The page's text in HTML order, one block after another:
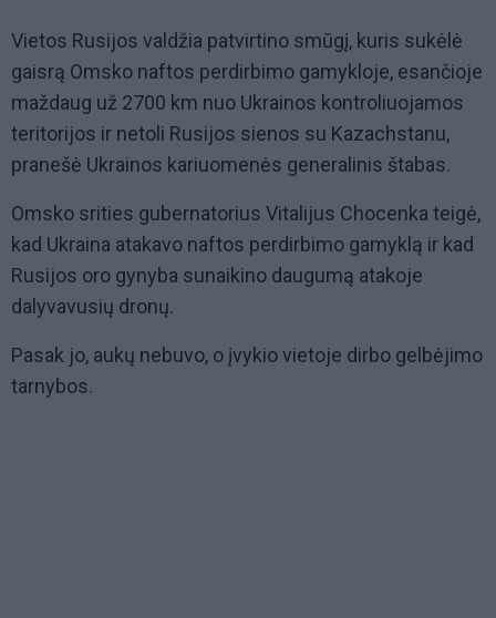
Vietos Rusijos valdžia patvirtino smūgį, kuris sukėlė
gaisrą Omsko naftos perdirbimo gamykloje, esančioje
maždaug už 2700 km nuo Ukrainos kontroliuojamos
teritorijos ir netoli Rusijos sienos su Kazachstanu,
pranešė Ukrainos kariuomenės generalinis štabas.
Omsko srities gubernatorius Vitalijus Chocenka teigė,
kad Ukraina atakavo naftos perdirbimo gamyklą ir kad
Rusijos oro gynyba sunaikino daugumą atakoje
dalyvavusių dronų.
Pasak jo, aukų nebuvo, o įvykio vietoje dirbo gelbėjimo
tarnybos.